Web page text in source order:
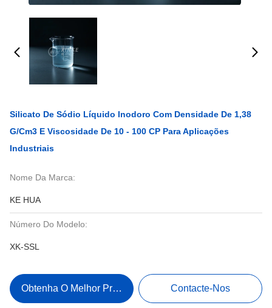
Silicato De Sódio Líquido Inodoro Com Densidade De 1,38
G/cm3 E Viscosidade De 10 - 100 CP Para Aplicações
Industriais
Nome Da Marca:
KE HUA
Número Do Modelo:
XK-SSL
Obtenha O Melhor Preço Contacte-Nos